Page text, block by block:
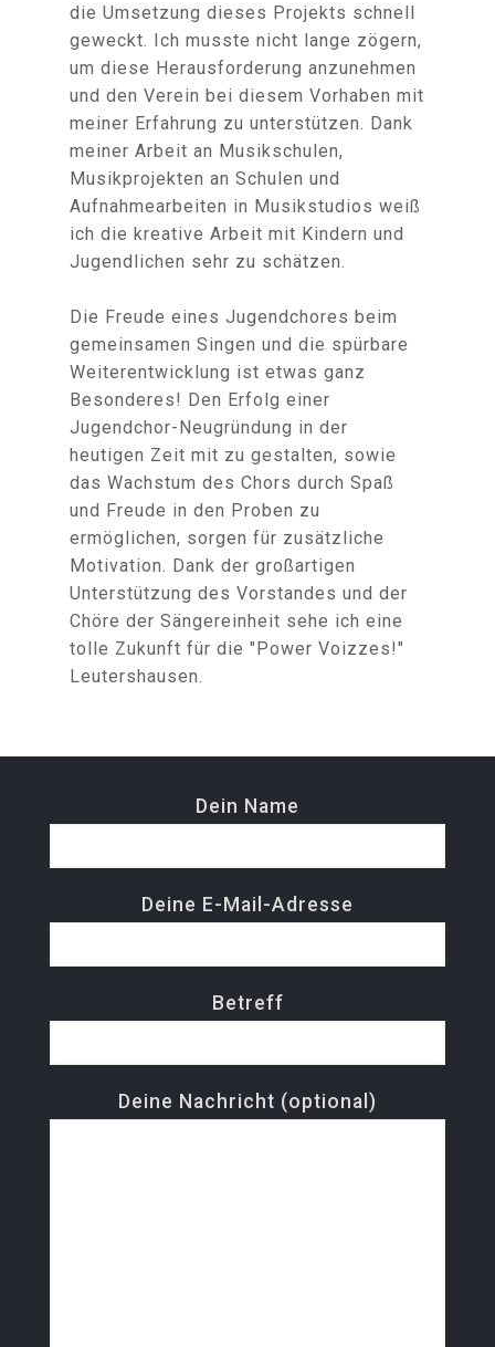
die Umsetzung dieses Projekts schnell
geweckt. Ich musste nicht lange zögern,
um diese Herausforderung anzunehmen
und den Verein bei diesem Vorhaben mit
meiner Erfahrung zu unterstützen. Dank
meiner Arbeit an Musikschulen,
Musikprojekten an Schulen und
Aufnahmearbeiten in Musikstudios weiß
ich die kreative Arbeit mit Kindern und
Jugendlichen sehr zu schätzen.
Die Freude eines Jugendchores beim
gemeinsamen Singen und die spürbare
Weiterentwicklung ist etwas ganz
Besonderes! Den Erfolg einer
Jugendchor-Neugründung in der
heutigen Zeit mit zu gestalten, sowie
das Wachstum des Chors durch Spaß
und Freude in den Proben zu
ermöglichen, sorgen für zusätzliche
Motivation. Dank der großartigen
Unterstützung des Vorstandes und der
Chöre der Sängereinheit sehe ich eine
tolle Zukunft für die "Power Voizzes!"
Leutershausen.
Dein Name
Deine E-Mail-Adresse
Betreff
Deine Nachricht (optional)